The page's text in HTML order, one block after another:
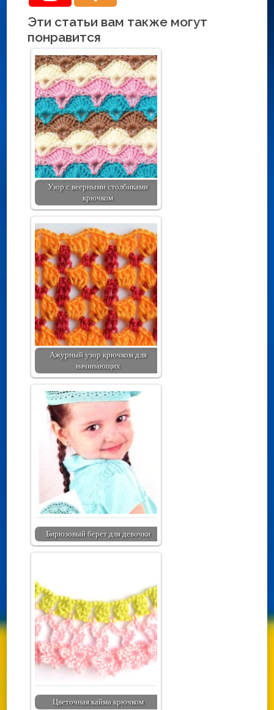
Эти статьи вам также могут
понравится
Узор с веерными столбиками
крючком
Ажурный узор крючком для
начинающих
Бирюзовый берет для девочки
Цветочная кайма крючком